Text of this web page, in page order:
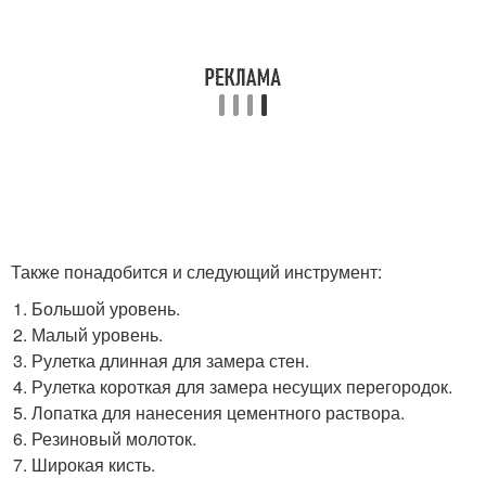
Также понадобится и следующий инструмент:
Большой уровень.
Малый уровень.
Рулетка длинная для замера стен.
Рулетка короткая для замера несущих перегородок.
Лопатка для нанесения цементного раствора.
Резиновый молоток.
Широкая кисть.